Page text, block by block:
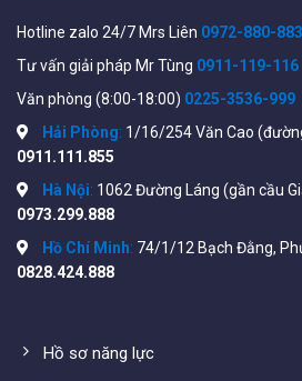
Hotline zalo 24/7 Mrs Liên 0972-880-883
Tư vấn giải pháp Mr Tùng 0911-119-116
Văn phòng (8:00-18:00) 0225-3536-999
Hải Phòng: 1/16/254 Văn Cao
0911.111.855
Hà Nội: 1062 Đường Láng (gần cầu
0973.299.888
Hồ Chí Minh: 74/1/12 Bạch Đằng,
0828.424.888
Hồ sơ năng lực